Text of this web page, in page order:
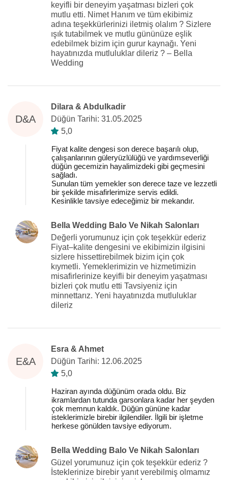
keyifli bir deneyim yaşatması bizleri çok
mutlu etti. Nimet Hanım ve tüm ekibimiz
adına teşekkürlerinizi iletmiş olalım ? Sizlere
ışık tutabilmek ve mutlu gününüze eşlik
edebilmek bizim için gurur kaynağı. Yeni
hayatınızda mutluluklar dileriz ? – Bella
Wedding
D&A
Dilara & Abdulkadir
Düğün Tarihi: 31.05.2025
5,0
Fiyat kalite dengesi son derece başarılı olup,
çalışanlarının güleryüzlülüğü ve yardımseverliği
düğün gecemizin hayalimizdeki gibi geçmesini
sağladı.
Sunulan tüm yemekler son derece taze ve lezzetli
bir şekilde misafirlerimize servis edildi.
Kesinlikle tavsiye edeceğimiz bir mekandır.
Bella Wedding Balo Ve Nikah Salonları
Değerli yorumunuz için çok teşekkür ederiz
Fiyat–kalite dengesini ve ekibimizin ilgisini
sizlere hissettirebilmek bizim için çok
kıymetli. Yemeklerimizin ve hizmetimizin
misafirlerinize keyifli bir deneyim yaşatması
bizleri çok mutlu etti Tavsiyeniz için
minnettarız. Yeni hayatınızda mutluluklar
dileriz
E&A
Esra & Ahmet
Düğün Tarihi: 12.06.2025
5,0
Haziran ayında düğünüm orada oldu. Biz
ikramlardan tutunda garsonlara kadar her şeyden
çok memnun kaldık. Düğün gününe kadar
isteklerimizle birebir ilgilendiler. İlgili bir işletme
herkese gönülden tavsiye ediyorum.
Bella Wedding Balo Ve Nikah Salonları
Güzel yorumunuz için çok teşekkür ederiz ?
İsteklerinize birebir yanıt verebilmiş olmamız